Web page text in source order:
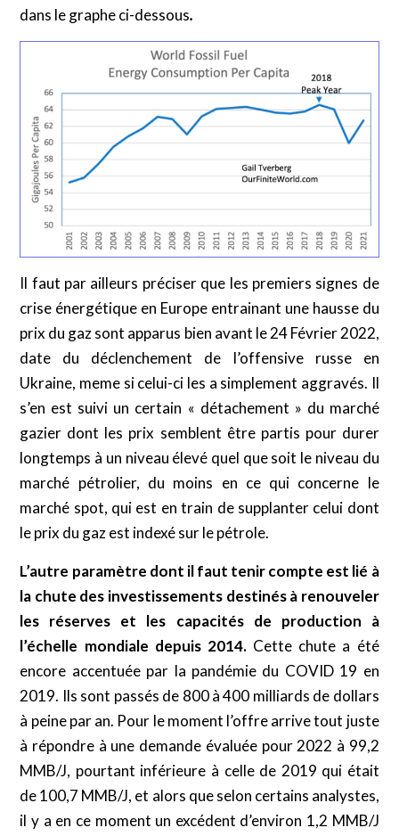
dans le graphe ci-dessous.
Il faut par ailleurs préciser que les premiers signes de
crise énergétique en Europe entrainant une hausse du
prix du gaz sont apparus bien avant le 24 Février 2022,
date du déclenchement de l’offensive russe en
Ukraine, meme si celui-ci les a simplement aggravés. Il
s’en est suivi un certain « détachement » du marché
gazier dont les prix semblent être partis pour durer
longtemps à un niveau élevé quel que soit le niveau du
marché pétrolier, du moins en ce qui concerne le
marché spot, qui est en train de supplanter celui dont
le prix du gaz est indexé sur le pétrole.
L’autre paramètre dont il faut tenir compte est lié à
la chute des investissements destinés à renouveler
les réserves et les capacités de production à
l’échelle mondiale depuis 2014.Cette chute a été
encore accentuée par la pandémie du COVID 19 en
2019. Ils sont passés de 800 à 400 milliards de dollars
à peine par an. Pour le moment l’offre arrive tout juste
à répondre à une demande évaluée pour 2022 à 99,2
MMB/J, pourtant inférieure à celle de 2019 qui était
de 100,7 MMB/J, et alors que selon certains analystes,
il y a en ce moment un excédent d’environ 1,2 MMB/J